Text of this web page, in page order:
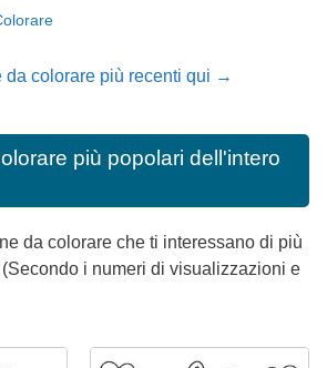
da colorare più recenti qui →
più popolari dell'intero
da colorare che ti interessano di più
i numeri di visualizzazioni e